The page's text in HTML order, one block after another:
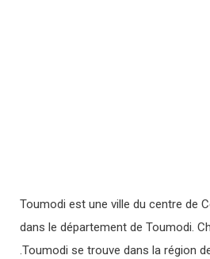
Toumodi est une ville du centre de
dans le département de Toumodi.
.Toumodi se trouve dans la région